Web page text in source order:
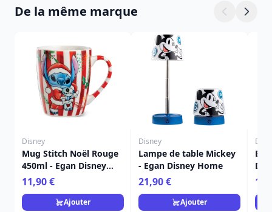
De la même marque
Disney
Mug Stitch Noël Rouge
450ml - Egan Disney
Home
11,90 €
Ajouter
Disney
Lampe de table Mickey
- Egan Disney Home
21,90 €
Ajouter